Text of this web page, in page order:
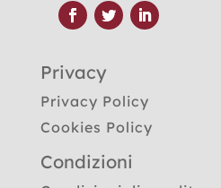
Privacy
Privacy Policy
Cookies Policy
Condizioni